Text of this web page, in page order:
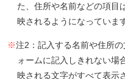
た、住所や名前などの項目
映されるようになっています
※注2：記入する名前や住所
ォームに記入しきれない場
映される文字がすべて表示